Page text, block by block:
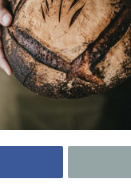
Le bonheur est
de l’avent